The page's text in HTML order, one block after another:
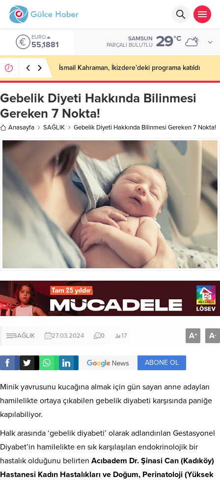
EURO
55,1881
SAMSUN
PARÇALI BULUTLU 29°C
İsmail Kahraman, İkizdere’deki programa katıldı
Gebelik Diyeti Hakkında Bilinmesi
Gereken 7 Nokta!
Anasayfa SAĞLIK Gebelik Diyeti Hakkında Bilinmesi Gereken 7 Nokta!
SAĞLIK 27.03.2024 0 17 A+ A-
ABONE OL
Minik yavrusunu kucağına almak için gün sayan anne adayları
hamilelikte ortaya çıkabilen gebelik diyabeti karşısında paniğe
kapılabiliyor.
Halk arasında ‘gebelik diyabeti’ olarak adlandırılan Gestasyonel
Diyabet’in hamilelikte en sık karşılaşılan endokrinolojik bir
hastalık olduğunu belirten Acıbadem Dr. Şinasi Can (Kadıköy)
Hastanesi Kadın Hastalıkları ve Doğum, Perinatoloji (Yüksek